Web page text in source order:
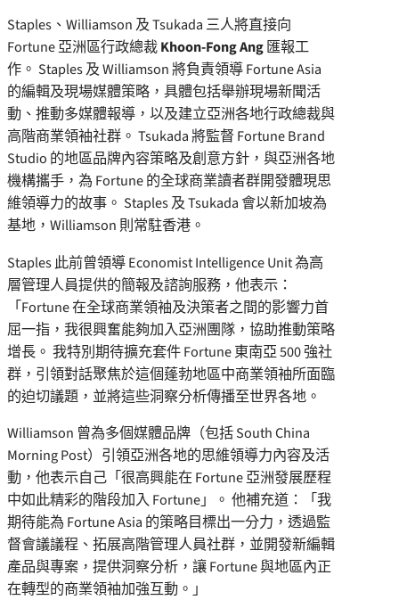
Staples、Williamson 及 Tsukada 三人將直接向
Fortune 亞洲區行政總裁Khoon-Fong Ang匯報工
作。 Staples 及 Williamson 將負責領導 Fortune Asia
的編輯及現場媒體策略，具體包括舉辦現場新聞活
動、推動多媒體報導，以及建立亞洲各地行政總裁與
高階商業領袖社群。 Tsukada 將監督 Fortune Brand
Studio 的地區品牌內容策略及創意方針，與亞洲各地
機構攜手，為 Fortune 的全球商業讀者群開發體現思
維領導力的故事。 Staples 及 Tsukada 會以新加坡為
基地，Williamson 則常駐香港。
Staples 此前曾領導 Economist Intelligence Unit 為高
層管理人員提供的簡報及諮詢服務，他表示：
「Fortune 在全球商業領袖及決策者之間的影響力首
屈一指，我很興奮能夠加入亞洲團隊，協助推動策略
增長。 我特別期待擴充套件 Fortune 東南亞 500 強社
群，引領對話聚焦於這個蓬勃地區中商業領袖所面臨
的迫切議題，並將這些洞察分析傳播至世界各地。
Williamson 曾為多個媒體品牌（包括 South China
Morning Post）引領亞洲各地的思維領導力內容及活
動，他表示自己「很高興能在 Fortune 亞洲發展歷程
中如此精彩的階段加入 Fortune」。 他補充道：「我
期待能為 Fortune Asia 的策略目標出一分力，透過監
督會議議程、拓展高階管理人員社群，並開發新編輯
產品與專案，提供洞察分析，讓 Fortune 與地區內正
在轉型的商業領袖加強互動。」